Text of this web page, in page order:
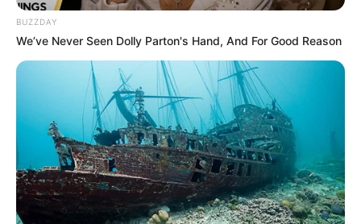
La organización añadió en la misma misiva que
y nos consolidaremos como un gremio que fomente
consensos, acuerdos y alianzas para el beneficio de
todos los actores del transporte y del país”.
Hace algunos días los ‘choques’ fueron directos entre
Cárdenas y el presidente, Gustavo Petro. El primero le dijo
que no tenía“nada que ver con el paro camionero que le
hizo las bases (…) y no por las empresas sino por la
subida del Acpm”.
BUZZDAY
We’ve Never Seen Dolly Parton's Hand, And For Good Reason